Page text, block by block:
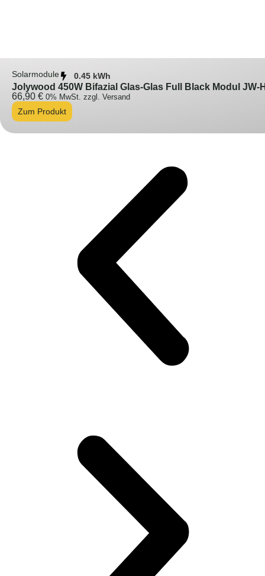
Solarmodule 0.45 kWh
Jolywood 450W Bifazial Glas-Glas Full Black Modul JW-
66,90 € 0% MwSt. zzgl. Versand
Zum Produkt